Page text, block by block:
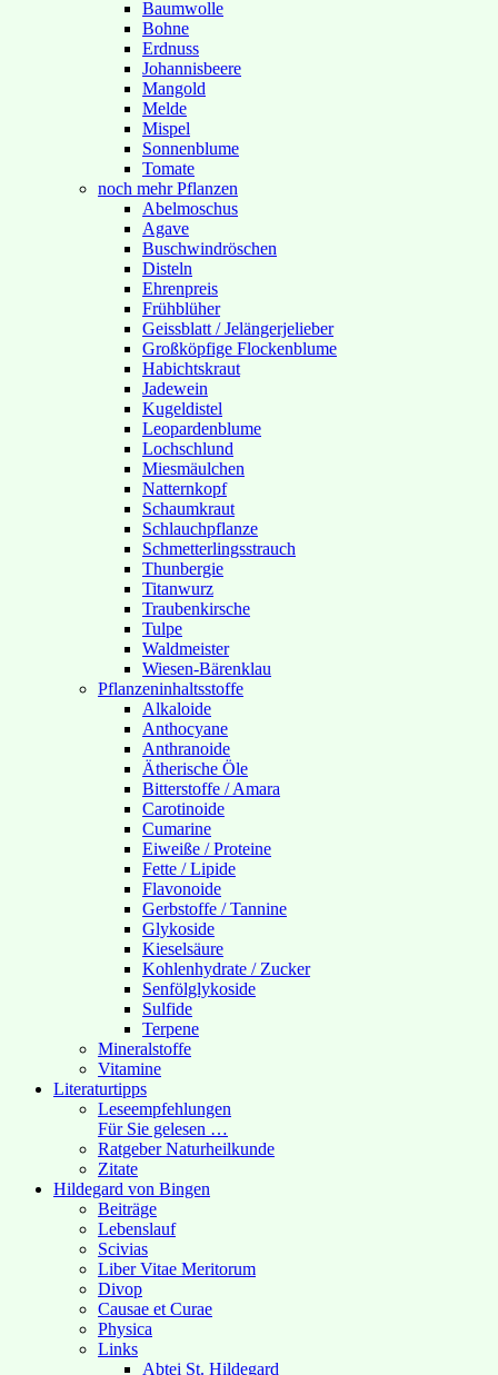
Baumwolle
Bohne
Erdnuss
Johannisbeere
Mangold
Melde
Mispel
Sonnenblume
Tomate
noch mehr Pflanzen
Abelmoschus
Agave
Buschwindröschen
Disteln
Ehrenpreis
Frühblüher
Geissblatt / Jelängerjelieber
Großköpfige Flockenblume
Habichtskraut
Jadewein
Kugeldistel
Leopardenblume
Lochschlund
Miesmäulchen
Natternkopf
Schaumkraut
Schlauchpflanze
Schmetterlingsstrauch
Thunbergie
Titanwurz
Traubenkirsche
Tulpe
Waldmeister
Wiesen-Bärenklau
Pflanzeninhaltsstoffe
Alkaloide
Anthocyane
Anthranoide
Ätherische Öle
Bitterstoffe / Amara
Carotinoide
Cumarine
Eiweiße / Proteine
Fette / Lipide
Flavonoide
Gerbstoffe / Tannine
Glykoside
Kieselsäure
Kohlenhydrate / Zucker
Senfölglykoside
Sulfide
Terpene
Mineralstoffe
Vitamine
Literaturtipps
Leseempfehlungen
Für Sie gelesen …
Ratgeber Naturheilkunde
Zitate
Hildegard von Bingen
Beiträge
Lebenslauf
Scivias
Liber Vitae Meritorum
Divop
Causae et Curae
Physica
Links
Abtei St. Hildegard